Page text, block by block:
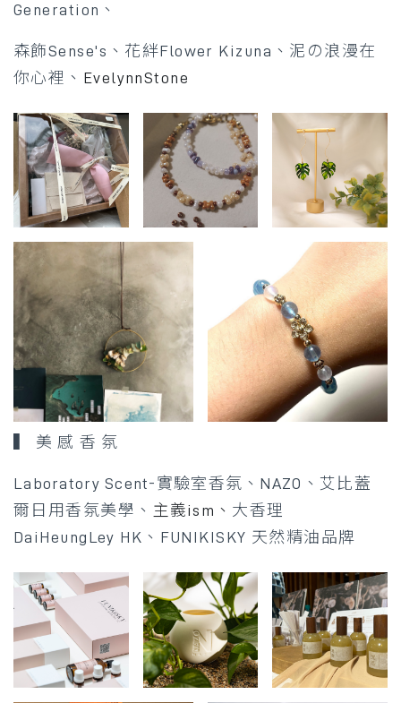
Generation、
森飾Sense's、 花絆Flower Kizuna、 泥の浪漫在
你心裡、 EvelynnStone
▍ 美 感 香 氛
Laboratory Scent-實驗室香氛、NAZO、 艾比蓋
爾日用香氛美學、 主義ism、 大香理
DaiHeungLey HK、FUNIKISKY 天然精油品牌